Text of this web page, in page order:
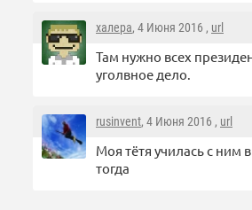
халера, 4 Июня 2016 , url
Там нужно всех
уголвное дело.
rusinvent, 4 Июня 2016 , url
Моя тётя училась с
тогда